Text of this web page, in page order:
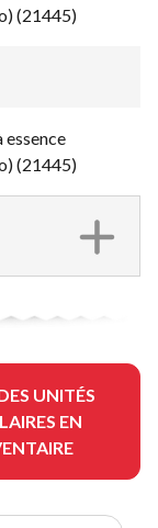
(21445)
essence
(21445)
UNITÉS
EN